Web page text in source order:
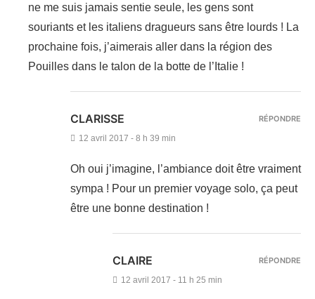
ne me suis jamais sentie seule, les gens sont
souriants et les italiens dragueurs sans être lourds ! La
prochaine fois, j’aimerais aller dans la région des
Pouilles dans le talon de la botte de l’Italie !
CLARISSE
12 avril 2017 - 8 h 39 min
Oh oui j’imagine, l’ambiance doit être vraiment
sympa ! Pour un premier voyage solo, ça peut
être une bonne destination !
RÉPONDRE
CLAIRE
12 avril 2017 - 11 h 25 min
RÉPONDRE